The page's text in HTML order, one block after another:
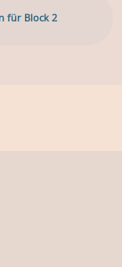
für Block 2